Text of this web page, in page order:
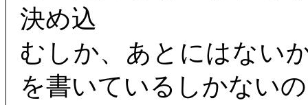
決め込
むしか、あとにはない
を書いているしかない